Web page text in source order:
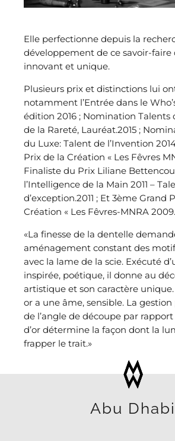
Elle perfectionne depuis la
développement de ce savoir-faire
innovant et unique.
Plusieurs prix et distinctions lui
notamment l’Entrée dans le
édition 2016 ; Nomination Talents
de la Rareté, Lauréat.2015 ;
du Luxe: Talent de l’Invention
Prix de la Création « Les Fêvres
Finaliste du Prix Liliane
l’Intelligence de la Main 2011 –
d’exception.2011 ; Et 3ème Grand
Création « Les Fêvres-MNRA 2009.
«La finesse de la dentelle
aménagement constant des
avec la lame de la scie. Exécuté
inspirée, poétique, il donne au
artistique et son caractère
or a une âme, sensible. La
de l’angle de découpe par
d’or détermine la façon dont la
frapper le trait.»
Abu Dhabi